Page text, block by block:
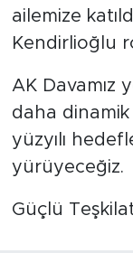
ailemize
Kendirlioğlu
AK Davamız
daha
yüzyılı
yürüyeceğiz.
Güçlü